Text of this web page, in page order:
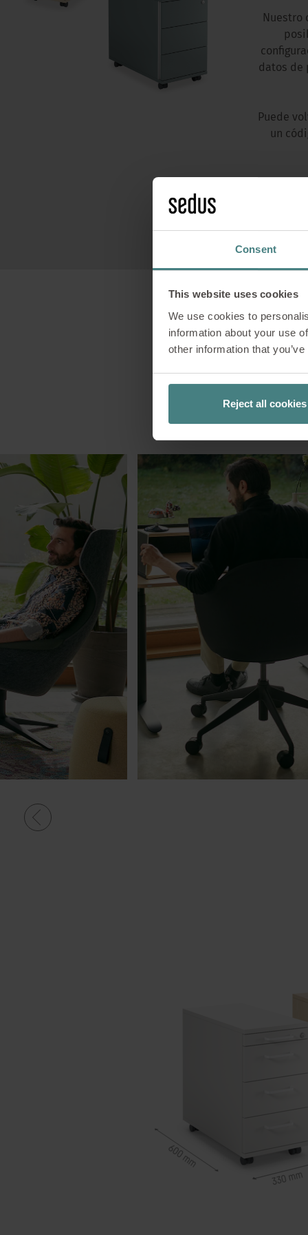
Consent
This website uses cookies
We use cookies to
information about your use
other information that
Reject all cookies
Nuestro
datos de
Puede
un